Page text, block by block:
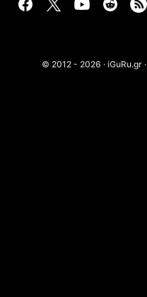
© 2012 - 2026 · iGuRu.gr ·